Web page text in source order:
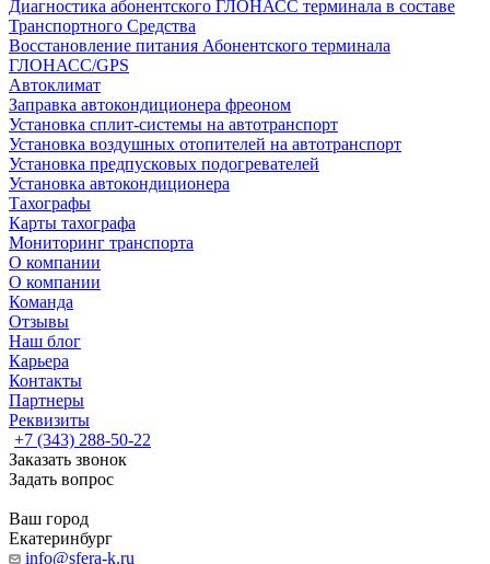
Диагностика абонентского ГЛОНАСС терминала в составе
Транспортного Средства
Восстановление питания Абонентского терминала
ГЛОНАСС/GPS
Автоклимат
Заправка автокондиционера фреоном
Установка сплит-системы на автотранспорт
Установка воздушных отопителей на автотранспорт
Установка предпусковых подогревателей
Установка автокондиционера
Тахографы
Карты тахографа
Мониторинг транспорта
О компании
О компании
Команда
Отзывы
Наш блог
Карьера
Контакты
Партнеры
Реквизиты
+7 (343) 288-50-22
Заказать звонок
Задать вопрос
Ваш город
Екатеринбург
info@sfera-k.ru